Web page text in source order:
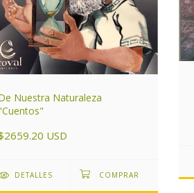
Nuestra Naturaleza
USD
DETALLES